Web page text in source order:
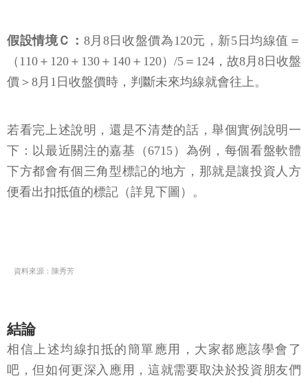
假設情境Ｃ： 8月8日收盤價為120元，新5日均線值＝
（110＋120＋130＋140＋120）/5＝124，故8月8日收盤
價＞8月1日收盤價時，判斷未來均線就會往上。
若看完上述說明，還是不清楚的話，舉個實例說明一
下：以最近關注的嘉基（6715）為例，每個看盤軟體
下方都會有個三角型標記的地方，那就是讓投資人方
便看出扣抵值的標記（詳見下圖）。
資料來源：陳秀芳
結論
相信上述均線扣抵的簡單應用，大家都應該學會了
吧，但如何更深入應用，這就需要取決於投資朋友們